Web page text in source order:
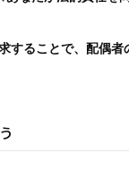
することで、配偶者